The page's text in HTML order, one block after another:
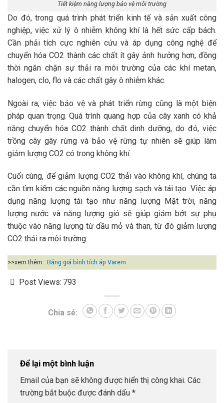
Tiết kiệm năng lượng bảo vệ môi trường
Do đó, trong quá trình phát triển kinh tế và sản xuất công
nghiệp, việc xử lý ô nhiễm không khí là hết sức cấp bách.
Cần phải tích cực nghiên cứu và áp dụng công nghệ để
chuyển hóa CO2 thành các chất ít gây ảnh hưởng hơn, đồng
thời ngăn chặn sự thải ra môi trường của các khí metan,
halogen, clo, flo và các chất gây ô nhiễm khác.
Ngoài ra, việc bảo vệ và phát triển rừng cũng là một biện
pháp quan trọng. Quá trình quang hợp của cây xanh có khả
năng chuyển hóa CO2 thành chất dinh dưỡng, do đó, việc
trồng cây gây rừng và bảo vệ rừng tự nhiên sẽ giúp làm
giảm lượng CO2 có trong không khí.
Cuối cùng, để giảm lượng CO2 thải vào không khí, chúng ta
cần tìm kiếm các nguồn năng lượng sạch và tái tạo. Việc áp
dụng năng lượng tái tạo như năng lượng Mặt trời, năng
lượng nước và năng lượng gió sẽ giúp giảm bớt sự phụ
thuộc vào năng lượng từ dầu mỏ và than, từ đó giảm lượng
CO2 thải ra môi trường.
>>xem thêm : Bảng giá bình tích áp Varem
Post Views: 793
Chia sẻ:
Để lại một bình luận
Email của bạn sẽ không được hiển thị công khai. Các
trường bắt buộc được đánh dấu *